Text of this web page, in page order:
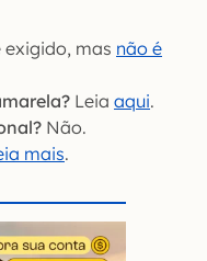
exigido, mas não é
Leia aqui.
Não.
mais.